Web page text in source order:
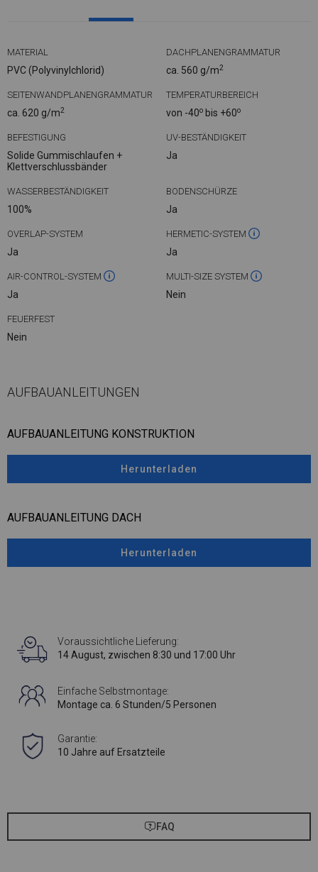
MATERIAL
PVC (Polyvinylchlorid)
DACHPLANENGRAMMATUR
ca. 560 g/m2
SEITENWANDPLANENGRAMMATUR
ca. 620 g/m2
TEMPERATURBEREICH
von -40o bis +60o
BEFESTIGUNG
Solide Gummischlaufen +
Klettverschlussbänder
UV-BESTÄNDIGKEIT
Ja
WASSERBESTÄNDIGKEIT
100%
BODENSCHÜRZE
Ja
OVERLAP-SYSTEM
Ja
HERMETIC-SYSTEM
Ja
AIR-CONTROL-SYSTEM
Ja
MULTI-SIZE SYSTEM
Nein
FEUERFEST
Nein
AUFBAUANLEITUNGEN
AUFBAUANLEITUNG KONSTRUKTION
Herunterladen
AUFBAUANLEITUNG DACH
Herunterladen
Voraussichtliche Lieferung:
14 August, zwischen 8:30 und 17:00 Uhr
Einfache Selbstmontage:
Montage ca. 6 Stunden/5 Personen
Garantie:
10 Jahre auf Ersatzteile
FAQ